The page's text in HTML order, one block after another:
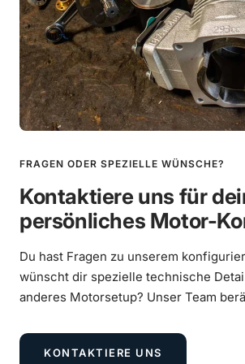
Mehr erfahren
€39,00
Mehr erfahren
€9,90
Reifen Heidenau K80 SR 130/
Mehr erfahren
€67,90
FRAGEN ODER SPEZIELLE WÜNSCHE?
Kontaktiere uns für
persönliches Motor-
Du hast Fragen zu unserem
wünscht dir spezielle technische
anderes Motorsetup? Unser Team
KONTAKTIERE UNS